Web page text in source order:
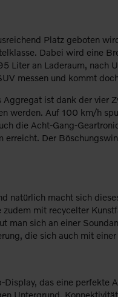
Platz geboten
Dabei wird eine
Liter an Laderaum, nach
messen und kommt
ist dank der vier
Auf 100 km/h
die Acht-Gang-
Der
natürlich macht sich
mit recycelter
man sich an einer
die sich auch mit einer
das eine perfekte
Untergrund.